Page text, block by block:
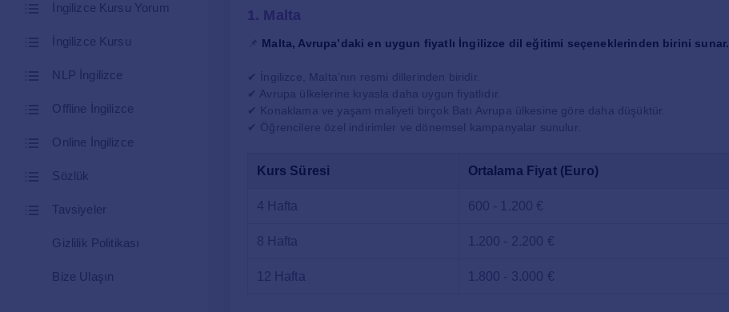
İngilizce Kursu Yorum
İngilizce Kursu
NLP İngilizce
Offline İngilizce
Online İngilizce
Sözlük
Tavsiyeler
Gizlilik Politikası
Bize Ulaşın
1. Malta
📌 Malta, Avrupa’daki en uygun fiyatlı İngilizce dil eğitimi seçeneklerinden birini sunar.
✔ İngilizce, Malta’nın resmi dillerinden biridir.
✔ Avrupa ülkelerine kıyasla daha uygun fiyatlıdır.
✔ Konaklama ve yaşam maliyeti birçok Batı Avrupa ülkesine göre daha düşüktür.
✔ Öğrencilere özel indirimler ve dönemsel kampanyalar sunulur.
Kurs Süresi Ortalama Fiyat (Euro)
4 Hafta 600 - 1.200 €
8 Hafta 1.200 - 2.200 €
12 Hafta 1.800 - 3.000 €